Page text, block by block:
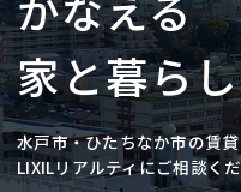
事業内
入居者
採用情
家と暮ら
水戸市・ひたちなか市の賃
LIXILリアルティにご相談く